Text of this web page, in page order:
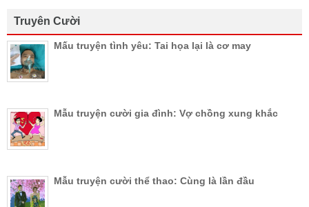
Truyên Cười
Mấu truyện tình yêu: Tai họa lại là cơ may
Mẫu truyện cười gia đình: Vợ chồng xung khắc
Mẫu truyện cười thể thao: Cùng là lần đầu